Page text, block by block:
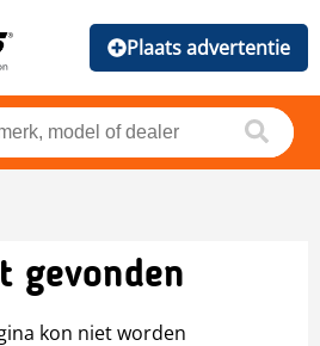
Plaats advertentie
gevonden
kon niet worden